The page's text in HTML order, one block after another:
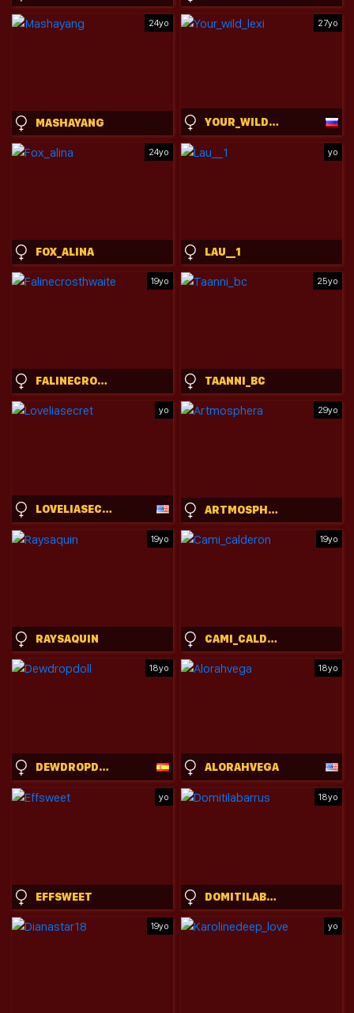
24yo
MASHAYANG
27yo
YOUR_WILD_LEXI
24yo
FOX_ALINA
yo
LAU__1
19yo
FALINECROSTHWAITE
25yo
TAANNI_BC
yo
LOVELIASECRET
29yo
ARTMOSPHERA
19yo
RAYSAQUIN
19yo
CAMI_CALDERON
18yo
DEWDROPDOLL
18yo
ALORAHVEGA
yo
EFFSWEET
18yo
DOMITILABARRUS
19yo yo